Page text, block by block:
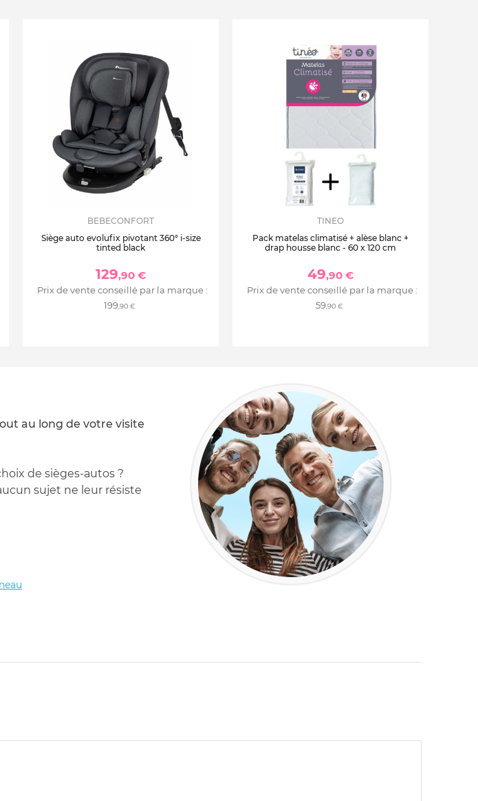
BEBECONFORT
Siège auto evolufix pivotant 360° i-size
tinted black
129,90 €
Prix de vente conseillé par la marque :
199,90 €
TINEO
Pack matelas climatisé + alèse blanc +
drap housse blanc - 60 x 120 cm
49,90 €
Prix de vente conseillé par la marque :
59,90 €
au long de votre visite
de sièges-autos ?
sujet ne leur résiste